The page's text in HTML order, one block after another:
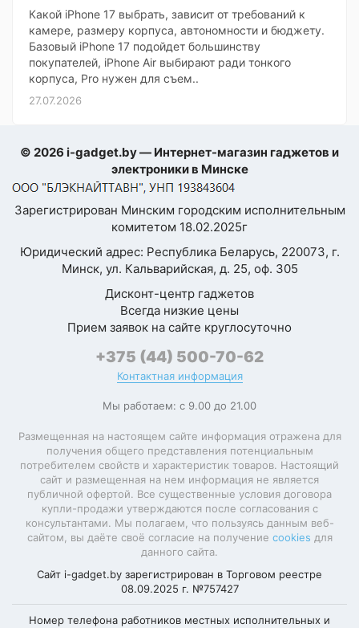
Какой iPhone 17 выбрать, зависит от требований к
камере, размеру корпуса, автономности и бюджету.
Базовый iPhone 17 подойдет большинству
покупателей, iPhone Air выбирают ради тонкого
корпуса, Pro нужен для съем..
27.07.2026
© 2026 i-gadget.by — Интернет-магазин гаджетов и
электроники в Минске
Зарегистрирован Минским городским исполнительным
комитетом 18.02.2025г
Юридический адрес: Республика Беларусь, 220073, г.
Минск, ул. Кальварийская, д. 25, оф. 305
Дисконт-центр гаджетов
Всегда низкие цены
Прием заявок на сайте круглосуточно
+375 (44) 500-70-62
Контактная информация
Мы работаем: с 9.00 до 21.00
Размещенная на настоящем сайте информация отражена для
получения общего представления потенциальным
потребителем свойств и характеристик товаров. Настоящий
сайт и размещенная на нем информация не является
публичной офертой. Все существенные условия договора
купли-продажи утверждаются после согласования с
консультантами. Мы полагаем, что пользуясь данным веб-
сайтом, вы даёте своё согласие на получение cookies для
данного сайта.
Сайт i-gadget.by зарегистрирован в Торговом реестре
08.09.2025 г. №757427
Номер телефона работников местных исполнительных и